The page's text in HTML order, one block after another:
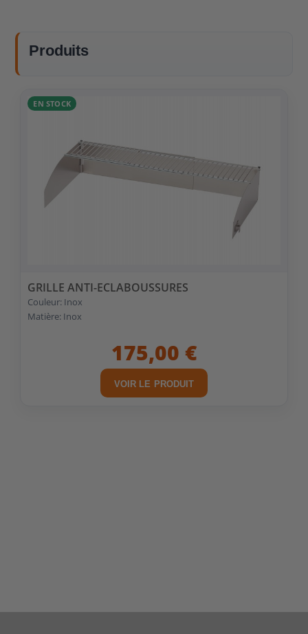
Produits
EN STOCK
GRILLE ANTI-ECLABOUSSURES
Couleur: Inox
Matière: Inox
175,00 €
VOIR LE PRODUIT